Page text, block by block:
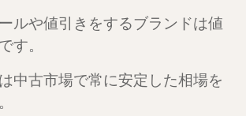
ルや値引きをするブランドは値
す。
中古市場で常に安定した相場を